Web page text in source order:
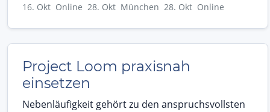
16. Okt Online 28. Okt München 28. Okt Online
Project Loom praxisnah
einsetzen
Nebenläufigkeit gehört zu den anspruchsvollsten